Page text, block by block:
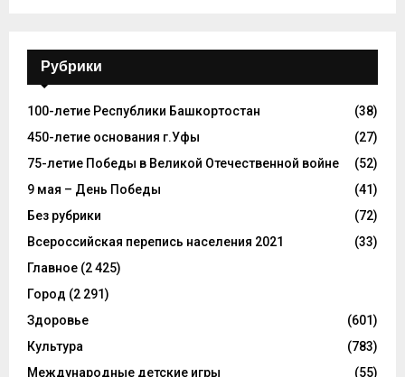
Рубрики
100-летие Республики Башкортостан
(38)
450-летие основания г.Уфы
(27)
75-летие Победы в Великой Отечественной войне
(52)
9 мая – День Победы
(41)
Без рубрики
(72)
Всероссийская перепись населения 2021
(33)
Главное (2 425)
Город (2 291)
Здоровье
(601)
Культура
(783)
Международные детские игры
(55)